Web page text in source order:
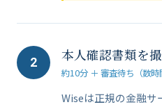
2 本人確認書類を
約10分 ＋ 審査待ち（数時
Wiseは正規の金融サ